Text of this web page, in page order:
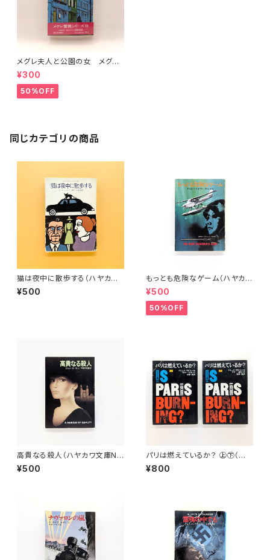
メグレ夫人と公園の女 メグレ
警視シリーズ１２
¥300
50%OFF
同じカテゴリの商品
猫は夜中に散歩する（ハヤカワ・
ミステリ文庫）
¥500
もっとも危険なゲーム（ハヤカ
ワ・ミステリ文庫）
¥500
50%OFF
高貴なる殺人（ハヤカワ文庫N
V）
¥500
パリは燃えているか？ ㊤㊦（ハ
ヤカワ文庫NF）
¥800